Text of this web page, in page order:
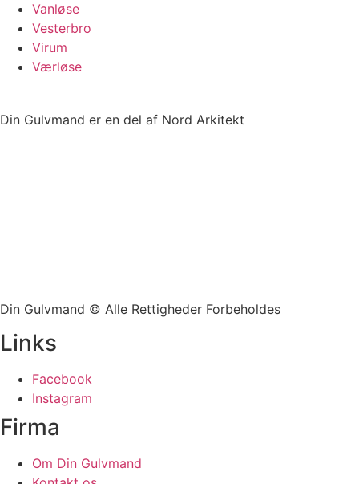
Vanløse
Vesterbro
Virum
Værløse
Din Gulvmand er en del af Nord Arkitekt
Din Gulvmand © Alle Rettigheder Forbeholdes
Links
Facebook
Instagram
Firma
Om Din Gulvmand